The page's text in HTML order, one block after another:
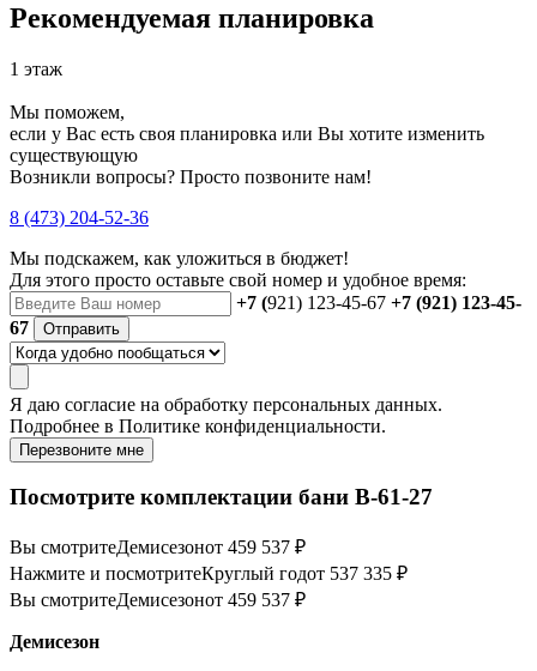
Рекомендуемая планировка
1 этаж
Мы поможем,
если у Вас есть своя планировка или Вы хотите изменить
существующую
Возникли вопросы? Просто позвоните нам!
8 (473) 204-52-36
Мы подскажем, как уложиться в бюджет!
Для этого просто оставьте свой номер и удобное время:
+7 (921) 123-45-67 +7 (921) 123-45-
67
Отправить
Я даю согласие на обработку персональных данных.
Подробнее в Политике конфиденциальности.
Перезвоните мне
Посмотрите комплектации бани B-61-27
Вы смотритеДемисезонот 459 537 ₽
Нажмите и посмотритеКруглый годот 537 335 ₽
Вы смотритеДемисезонот 459 537 ₽
Демисезон